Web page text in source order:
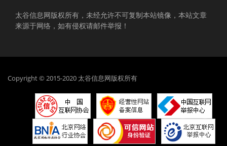
太谷信息网版权所有，未经允许不可复制本站镜像，本站文章
来源于网络，如有侵权请邮件举报！
Copyright © 2015-2020 太谷信息网版权所有